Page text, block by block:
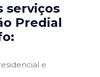
serviços
Predial
e